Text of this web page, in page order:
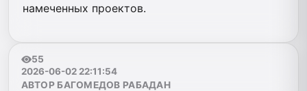
намеченных проектов.
55
2026-06-02 22:11:54
АВТОР БАГОМЕДОВ РАБАДАН